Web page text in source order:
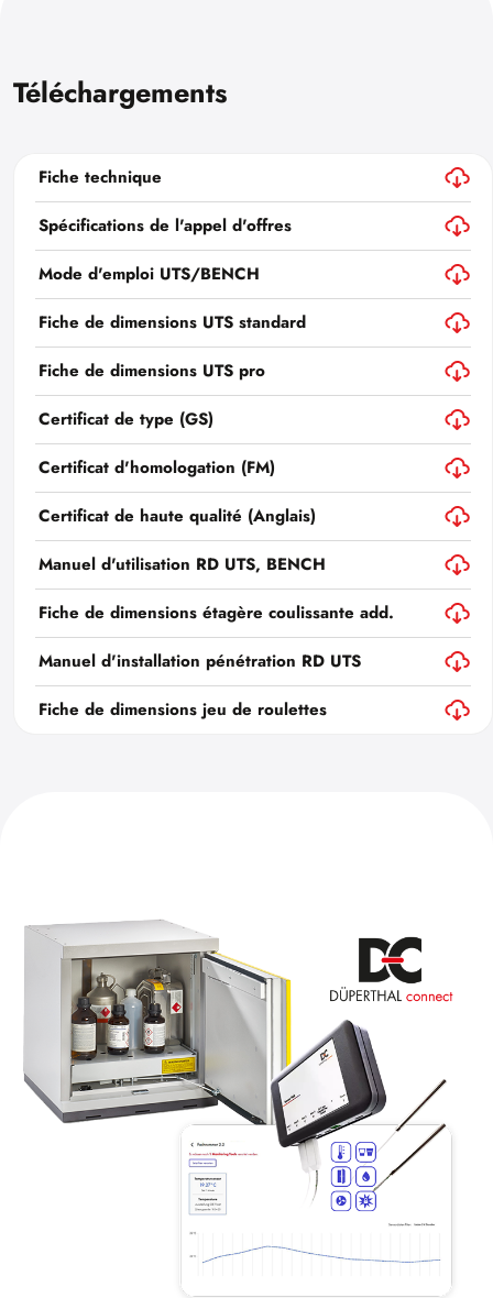
Téléchargements
Fiche technique
Spécifications de l'appel d'offres
Mode d'emploi UTS/BENCH
Fiche de dimensions UTS standard
Fiche de dimensions UTS pro
Certificat de type (GS)
Certificat d'homologation (FM)
Certificat de haute qualité (Anglais)
Manuel d'utilisation RD UTS, BENCH
Fiche de dimensions étagère coulissante add.
Manuel d'installation pénétration RD UTS
Fiche de dimensions jeu de roulettes